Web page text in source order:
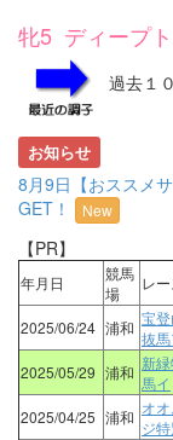
牝5 ディープ
過去１
お知らせ
8月9日【おススメ
GET！
New
【PR】
年月日
競馬
場
レ
2025/06/24 浦和 宝
抜
2025/05/29 浦和 新
馬イ
2025/04/25 浦和 オ
ジ